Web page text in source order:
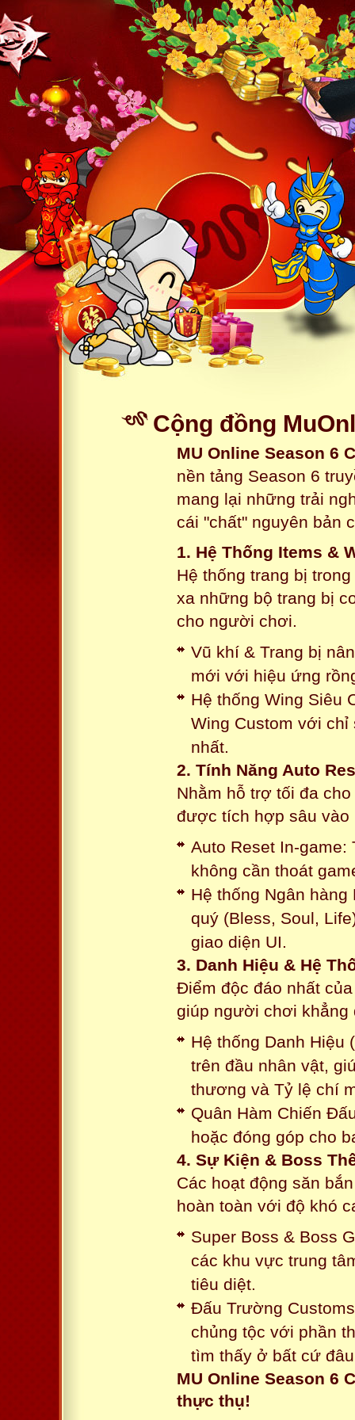
Cộng đồng
MU Online Season 6
nền tảng Season 6
mang lại những trải
cái "chất" nguyên bản
1. Hệ Thống Items &
Hệ thống trang bị
xa những bộ trang bị
cho người chơi.
Vũ khí & Trang bị
mới với hiệu ứng
Hệ thống Wing Siêu
Wing Custom với
nhất.
2. Tính Năng Auto
Nhằm hỗ trợ tối đa
được tích hợp sâu vào
Auto Reset In-game:
không cần thoát
Hệ thống Ngân
quý (Bless, Soul,
giao diện UI.
3. Danh Hiệu & Hệ
Điểm độc đáo nhất
giúp người chơi khẳng
Hệ thống Danh Hiệu
trên đầu nhân vật,
thương và Tỷ lệ chí
Quân Hàm Chiến
hoặc đóng góp cho
4. Sự Kiện & Boss
Các hoạt động săn
hoàn toàn với độ khó
Super Boss & Boss
các khu vực trung
tiêu diệt.
Đấu Trường
chủng tộc với phần
tìm thấy ở bất cứ
MU Online Season 6
thực thụ!